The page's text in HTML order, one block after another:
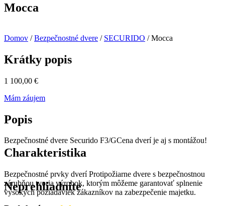
Mocca
Domov /Bezpečnostné dvere / SECURIDO / Mocca
Krátky popis
1 100,00 €
Mám záujem
Popis
Bezpečnostné dvere Securido F3/GCena dverí je aj s montážou!
Charakteristika
Bezpečnostné prvky dverí Protipožiarne dvere s bezpečnostnou
zárubňou tvoria výrobok, ktorým môžeme garantovať splnenie
vysokých požiadaviek zákazníkov na zabezpečenie majetku.
Neprehliadnite